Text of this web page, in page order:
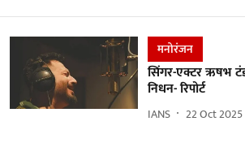
मनोरंजन
सिंगर-एक्टर ऋषभ
निधन- रिपोर्ट
IANS 22 Oct 2025